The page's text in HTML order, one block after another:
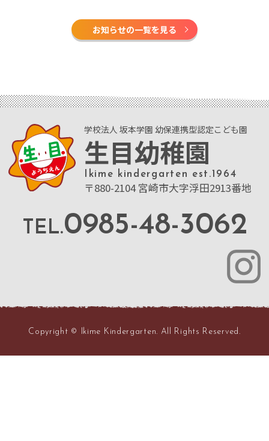
お知らせの一覧を見る
学校法人 坂本学園 幼保連携型認定こども園
生目幼稚園
Ikime kindergarten est.1964
〒880-2104 宮崎市大字浮田2913番地
TEL.0985-48-3062
Copyright © Ikime Kindergarten. All Rights Reserved.